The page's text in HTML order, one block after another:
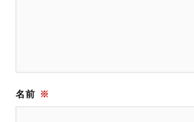
名前 ※